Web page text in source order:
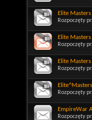
Elite
Rozpoczęty
Elite
Rozpoczęty
Elite Masters
Rozpoczęty
Elite^Masters
Rozpoczęty
EmpireWar
Rozpoczęty